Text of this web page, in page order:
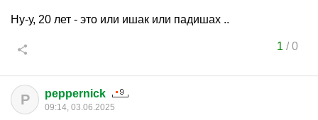
Ну-у, 20 лет - это или ишак или падишах ..
1 /0
P peppernick
09:14, 03.06.2025